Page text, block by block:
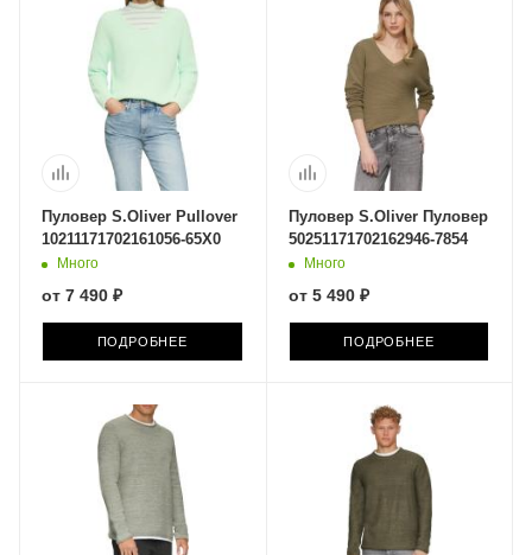
Пуловер S.Oliver Pullover
10211171702161056-65X0
Много
от 7 490 ₽
ПОДРОБНЕЕ
Пуловер S.Oliver Пуловер
50251171702162946-7854
Много
от 5 490 ₽
ПОДРОБНЕЕ